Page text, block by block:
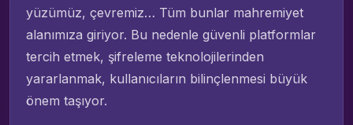
yüzümüz, çevremiz… Tüm bunlar mahremiyet
alanımıza giriyor. Bu nedenle güvenli platformlar
tercih etmek, şifreleme teknolojilerinden
yararlanmak, kullanıcıların bilinçlenmesi büyük
önem taşıyor.